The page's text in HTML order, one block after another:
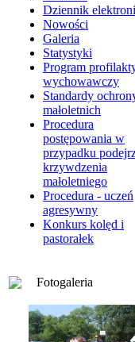
Dziennik
Nowości
Galeria
Statystyki
Program
wychowawczy
Standardy
małoletnich
Procedura
postępowania w
przypadku
krzywdzenia
małoletniego
Procedura - uczeń
agresywny
Konkurs kolęd i
pastorałek
Fotogaleria